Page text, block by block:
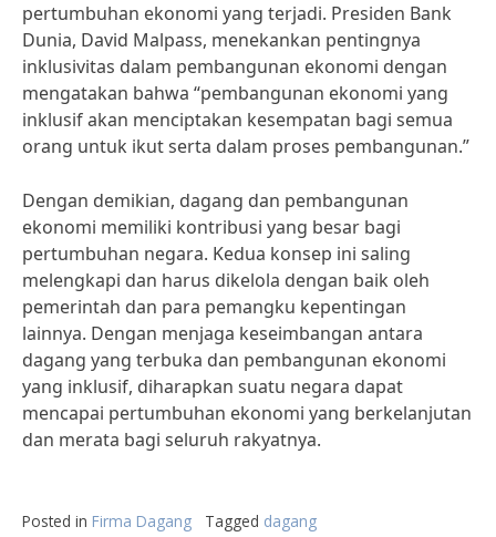
pertumbuhan ekonomi yang terjadi. Presiden Bank
Dunia, David Malpass, menekankan pentingnya
inklusivitas dalam pembangunan ekonomi dengan
mengatakan bahwa “pembangunan ekonomi yang
inklusif akan menciptakan kesempatan bagi semua
orang untuk ikut serta dalam proses pembangunan.”
Dengan demikian, dagang dan pembangunan
ekonomi memiliki kontribusi yang besar bagi
pertumbuhan negara. Kedua konsep ini saling
melengkapi dan harus dikelola dengan baik oleh
pemerintah dan para pemangku kepentingan
lainnya. Dengan menjaga keseimbangan antara
dagang yang terbuka dan pembangunan ekonomi
yang inklusif, diharapkan suatu negara dapat
mencapai pertumbuhan ekonomi yang berkelanjutan
dan merata bagi seluruh rakyatnya.
Posted in Firma Dagang Tagged dagang